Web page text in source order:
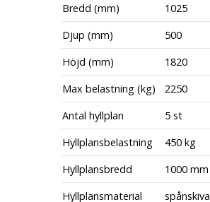
Bredd (mm)
1025
Djup (mm)
500
Höjd (mm)
1820
Max belastning (kg)
2250
Antal hyllplan
5 st
Hyllplansbelastning
450 kg
Hyllplansbredd
1000 mm
Hyllplansmaterial
spånskiva